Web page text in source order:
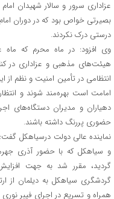
عزاداری سرور و سالار شهیدان
بصیرتی خواص بود که در دوران
درستی درک نکردند.
وی افزود: در ماه محرم که ماه
هیئت‌های مذهبی و عزاداری در
انتظامی در تأمین امنیت و نظم از
امامت است بهره‌مند شوند و
دهیاران و مدیران دستگاه‌های
حضوری پررنگ داشته باشند.
نماینده عالی دولت درسیاهکل
و سیاهکل که با حضور آذری
گردید، مقرر شد به جهت
گردشگری سیاهکل به دیلمان
همراه و تسریع در اجرای فیبر